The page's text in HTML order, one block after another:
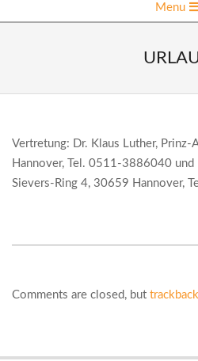
Navigation
Menu
Vertretung: Dr. Klaus Luther,
Hannover, Tel. 0511-3886040 und
Sievers-Ring 4, 30659 Hannover,
11
Comments are closed, but